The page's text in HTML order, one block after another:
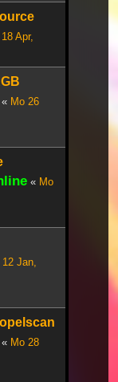
Apr,
« Mo 26
« Mo
12 Jan,
« Mo 28